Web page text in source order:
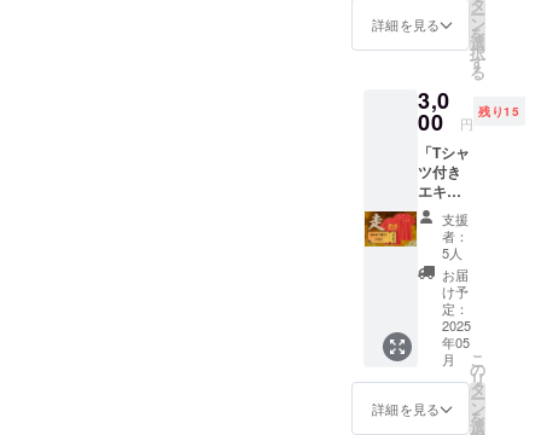
サンク
スメー
ル
キシビ
ジョン
ゲーム
「み
んなで
走ろ
う」参
加権(当
日受付
をお願
いしま
す。)
日
時：
2025年
5月18日
（曜
詳細を見る ー
ン
を
選
択
す
る
3,0
00 円
残り15
「Tシャ
ツ付き
エキシ
ビジョ
ンゲー
ム参加
チケッ
ト：み
んなで
走ろう
(中高生
の部)」
●サンク
スメー
ル
支援
者：
5人
お届
け予
定：
2025
年05
月
詳細を見る
こ
の
リ
タ
ー
ン
を
選